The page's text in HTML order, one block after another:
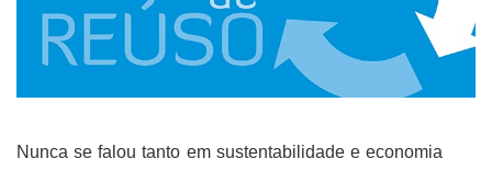
Nunca se falou tanto em sustentabilidade e economia